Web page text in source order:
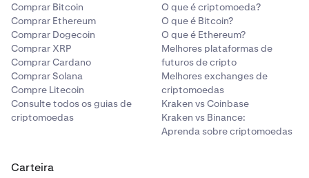
Comprar Bitcoin
Comprar Ethereum
Comprar Dogecoin
Comprar XRP
Comprar Cardano
Comprar Solana
Compre Litecoin
Consulte todos os guias de
criptomoedas
O que é criptomoeda?
O que é Bitcoin?
O que é Ethereum?
Melhores plataformas de
futuros de cripto
Melhores exchanges de
criptomoedas
Kraken vs Coinbase
Kraken vs Binance:
Aprenda sobre criptomoedas
Carteira